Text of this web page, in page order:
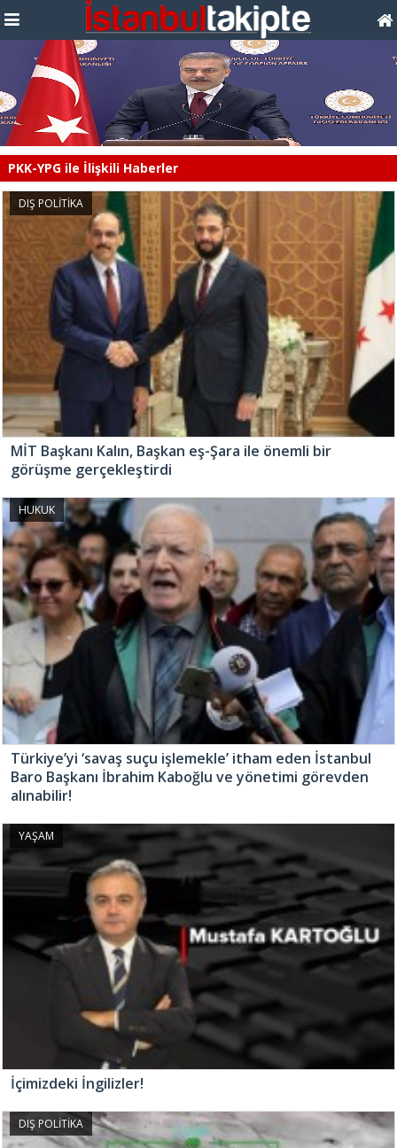
PKK-YPG ile İlişkili Haberler
DIŞ POLİTİKA
MİT Başkanı Kalın, Başkan eş-Şara ile önemli bir
görüşme gerçekleştirdi
HUKUK
Türkiye’yi ‘savaş suçu işlemekle’ itham eden İstanbul
Baro Başkanı İbrahim Kaboğlu ve yönetimi görevden
alınabilir!
YAŞAM
İçimizdeki İngilizler!
DIŞ POLİTİKA